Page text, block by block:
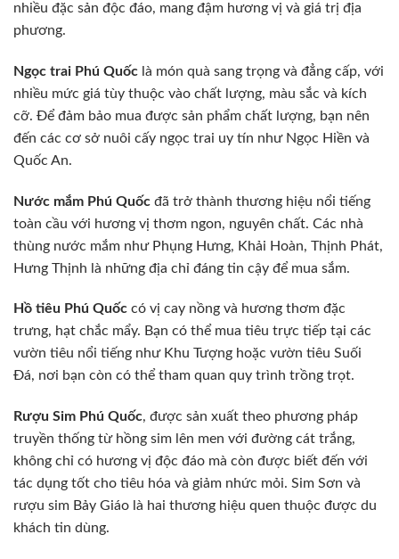
nhiều đặc sản độc đáo, mang đậm hương vị và giá trị địa
phương.
Ngọc trai Phú Quốc là món quà sang trọng và đẳng cấp, với
nhiều mức giá tùy thuộc vào chất lượng, màu sắc và kích
cỡ. Để đảm bảo mua được sản phẩm chất lượng, bạn nên
đến các cơ sở nuôi cấy ngọc trai uy tín như Ngọc Hiền và
Quốc An.
Nước mắm Phú Quốc đã trở thành thương hiệu nổi tiếng
toàn cầu với hương vị thơm ngon, nguyên chất. Các nhà
thùng nước mắm như Phụng Hưng, Khải Hoàn, Thịnh Phát,
Hưng Thịnh là những địa chỉ đáng tin cậy để mua sắm.
Hồ tiêu Phú Quốc có vị cay nồng và hương thơm đặc
trưng, hạt chắc mẩy. Bạn có thể mua tiêu trực tiếp tại các
vườn tiêu nổi tiếng như Khu Tượng hoặc vườn tiêu Suối
Đá, nơi bạn còn có thể tham quan quy trình trồng trọt.
Rượu Sim Phú Quốc, được sản xuất theo phương pháp
truyền thống từ hồng sim lên men với đường cát trắng,
không chỉ có hương vị độc đáo mà còn được biết đến với
tác dụng tốt cho tiêu hóa và giảm nhức mỏi. Sim Sơn và
rượu sim Bảy Giáo là hai thương hiệu quen thuộc được du
khách tin dùng.